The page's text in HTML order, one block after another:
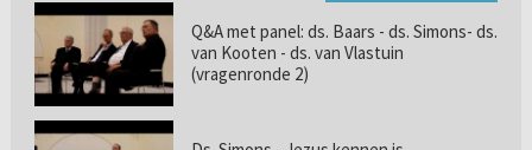
Q&A met panel: ds. Baars - ds. Simons- ds.
van Kooten - ds. van Vlastuin
(vragenronde 2)